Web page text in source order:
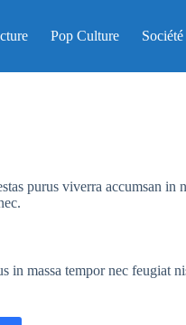
Pop Culture Société
purus viverra accumsan
in massa tempor nec feugiat